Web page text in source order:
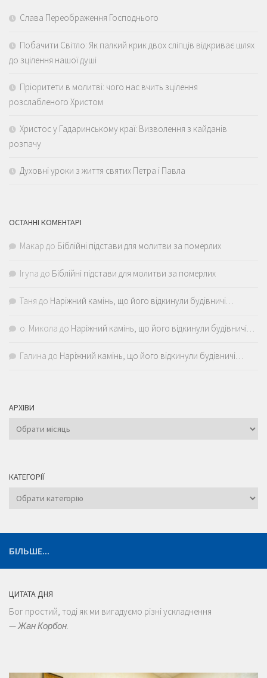
Слава Переображення Господнього
Побачити Світло: Як палкий крик двох сліпців відкриває шлях
до зцілення нашої душі
Пріоритети в молитві: чого нас вчить зцілення
розслабленого Христом
Христос у Гадаринському краї: Визволення з кайданів
розпачу
Духовні уроки з життя святих Петра і Павла
ОСТАННІ КОМЕНТАРІ
Макар до Біблійні підстави для молитви за померлих
Iryna до Біблійні підстави для молитви за померлих
Таня до Наріжний камінь, що його відкинули будівничі…
о. Микола до Наріжний камінь, що його відкинули будівничі…
Галина до Наріжний камінь, що його відкинули будівничі…
АРХІВИ
Архіви
КАТЕГОРІЇ
Категорії
БІЛЬШЕ...
ЦИТАТА ДНЯ
Бог простий, тоді як ми вигадуємо різні ускладнення
—Жан Корбон.